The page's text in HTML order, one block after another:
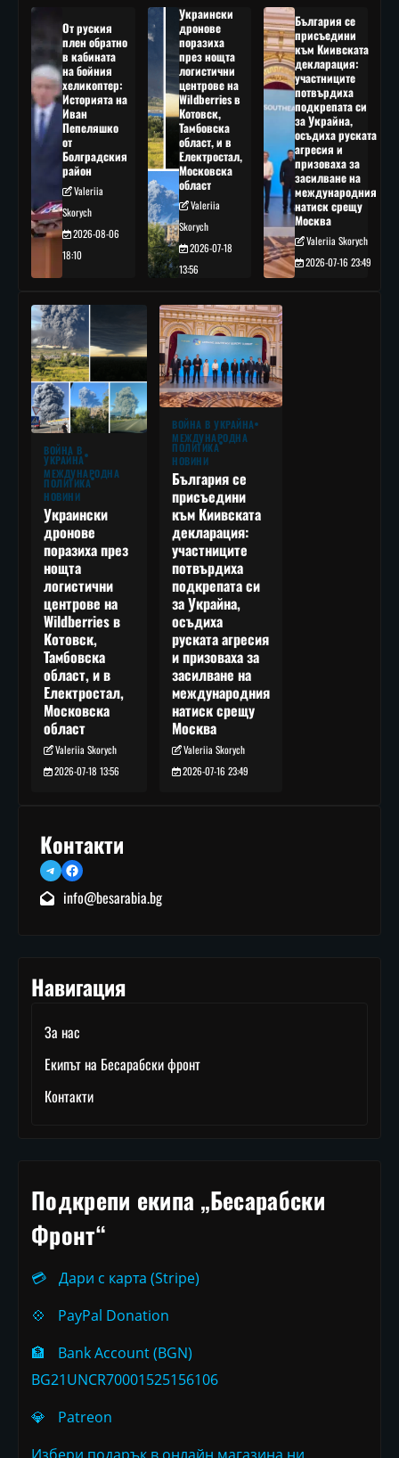
От руския
плен обратно
в кабината
на бойния
хеликоптер:
Историята на
Иван
Пепеляшко
от
Болградския
район
Valeriia
Skorych
2026-08-06
18:10
Украински
дронове
поразиха
през нощта
логистични
центрове на
Wildberries в
Котовск,
Тамбовска
област, и в
Електростал,
Московска
област
Valeriia
Skorych
2026-07-18
13:56
България се
присъедини
към Киивската
декларация:
участниците
потвърдиха
подкрепата си
за Украйна,
осъдиха руската
агресия и
призоваха за
засилване на
международния
натиск срещу
Москва
Valeriia Skorych
2026-07-16 23:49
ВОЙНА В
УКРАЙНА
МЕЖДУНАРОДНА
ПОЛИТИКА
НОВИНИ
Украински
дронове
поразиха през
нощта
логистични
центрове на
Wildberries в
Котовск,
Тамбовска
област, и в
Електростал,
Московска
област
Valeriia Skorych
2026-07-18 13:56
ВОЙНА В УКРАЙНА
МЕЖДУНАРОДНА
ПОЛИТИКА
НОВИНИ
България се
присъедини
към Киивската
декларация:
участниците
потвърдиха
подкрепата си
за Украйна,
осъдиха
руската агресия
и призоваха за
засилване на
международния
натиск срещу
Москва
Valeriia Skorych
2026-07-16 23:49
Контакти
TelegramFacebook
info@besarabia.bg
Навигация
За нас
Екипът на Бесарабски фронт
Контакти
Подкрепи екипа „Бесарабски
Фронт“
💳
Дари с карта (Stripe)
💠
PayPal Donation
🏦
Bank Account (BGN)
BG21UNCR70001525156106
💎
Patreon